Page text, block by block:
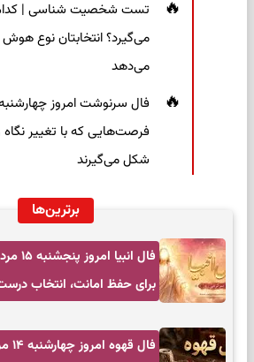
تست شخصیت شناسی | کدام
می‌گیرد؟ انتخابتان نوع
می‌دهد
فرصت‌هایی که با تغییر نگاه
شکل می‌گیرند
برترین‌ها
برای حفظ امانت، انتخاب